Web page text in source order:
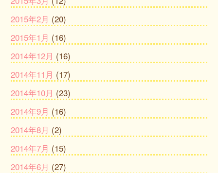
2015年2月 (20)
2015年1月 (16)
2014年12月 (16)
2014年11月 (17)
2014年10月 (23)
2014年9月 (16)
2014年8月 (2)
2014年7月 (15)
2014年6月 (27)